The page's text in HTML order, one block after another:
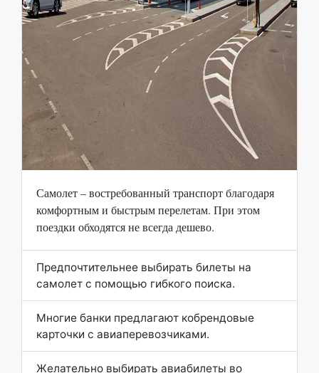
Самолет – востребованный транспорт благодаря
комфортным и быстрым перелетам. При этом
поездки обходятся не всегда дешево.
Предпочтительнее выбирать билеты на
самолет с помощью гибкого поиска.
Многие банки предлагают кобрендовые
карточки с авиаперевозчиками.
Желательно выбирать авиабилеты во